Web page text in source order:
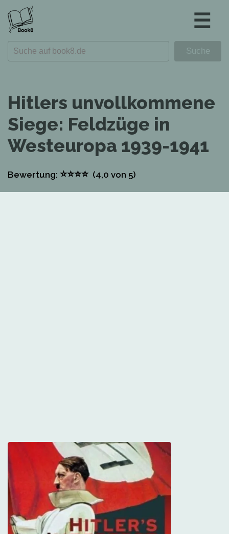
☰
Hitlers unvollkommene
Siege: Feldzüge in
Westeuropa 1939-1941
Bewertung: ⭐⭐⭐⭐(4,0 von 5)